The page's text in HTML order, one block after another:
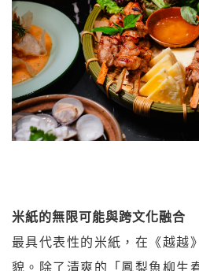
米紙的無限可能與跨文化融合
最具代表性的米紙，在《越越
貌。除了清爽的「鳳梨魚柳生